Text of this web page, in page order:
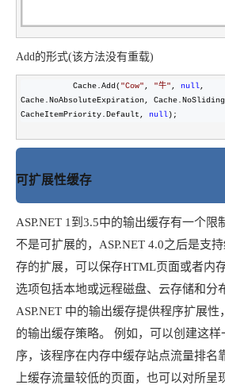
Add的形式(该方法没有重载)
           Cache.Add(
"Cow" , "牛" , null,
Cache.NoAbsoluteExpiration,
CacheItemPriority.Default, null);
可扩展性缓存
ASP.NET 1到3.5中的输出缓存有一个限
不是可扩展的，ASP.NET 4.0之后是支
存的扩展，可以保存HTML页面或者内
选项包括本地或远程磁盘、云存储和分
ASP.NET 中的输出缓存提供程序扩展
的输出缓存策略。 例如，可以创建这
序，该程序在内存中缓存站点流量排名
上缓存流量较低的页面， 也可以对所呈